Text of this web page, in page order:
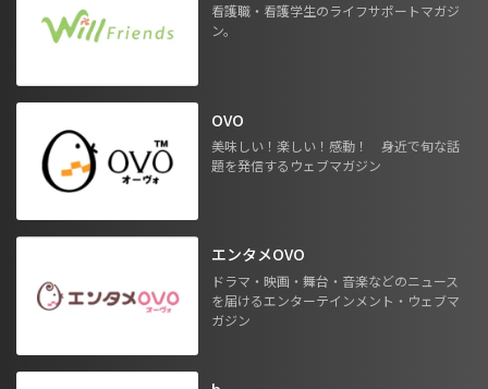
看護職・看護学生のライフサポートマガジ
ン。
OVO
美味しい！楽しい！感動！ 身近で旬な話
題を発信するウェブマガジン
エンタメOVO
ドラマ・映画・舞台・音楽などのニュース
を届けるエンターテインメント・ウェブマ
ガジン